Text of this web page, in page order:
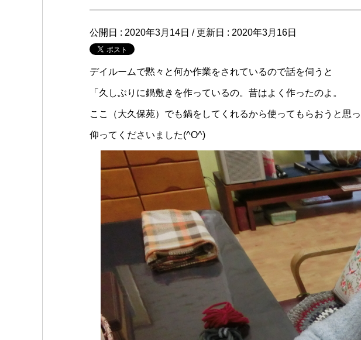
公開日 : 2020年3月14日 / 更新日 : 2020年3月16日
デイルームで黙々と何か作業をされているので話を伺うと
「久しぶりに鍋敷きを作っているの。昔はよく作ったのよ。
ここ（大久保苑）でも鍋をしてくれるから使ってもらおうと思
仰ってくださいました(^O^)